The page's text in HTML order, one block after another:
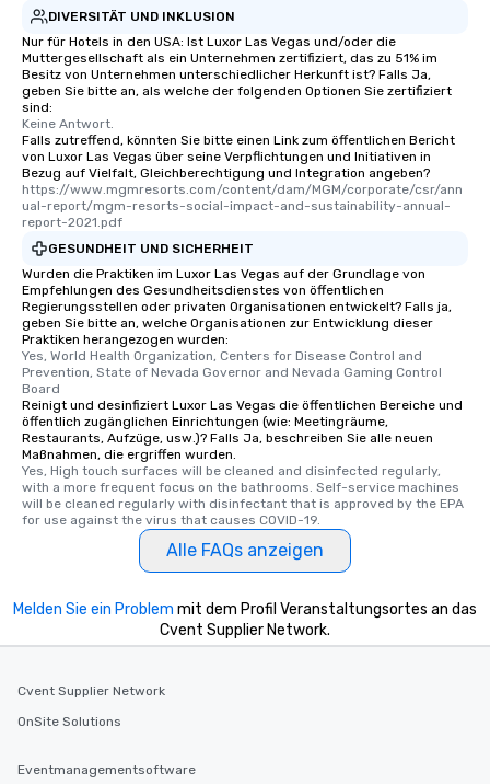
who leads the group
offering engaging
fascinating stories.
along the way
ensuring there is
Different Types of
experiences offer the
and your guests
discovered otherwise
at a typical corporate
a way to try some of
in the city and dive
selected dishes are
high standards to
delight any palate. Tours Available
from Day to Night
group experience,
key. Whether you
you to provide
You Like Along with
DIVERSITÄT UND INKLUSION
Nur für Hotels in den USA: Ist Luxor Las Vegas und/oder die
Muttergesellschaft als ein Unternehmen zertifiziert, das zu 51% im
Besitz von Unternehmen unterschiedlicher Herkunft ist? Falls Ja,
geben Sie bitte an, als welche der folgenden Optionen Sie zertifiziert
sind:
Keine Antwort.
Falls zutreffend, könnten Sie bitte einen Link zum öffentlichen Bericht
von Luxor Las Vegas über seine Verpflichtungen und Initiativen in
Bezug auf Vielfalt, Gleichberechtigung und Integration angeben?
https://www.mgmresorts.com/content/dam/MGM/corporate/csr/ann
ual-report/mgm-resorts-social-impact-and-sustainability-annual-
report-2021.pdf
GESUNDHEIT UND SICHERHEIT
Wurden die Praktiken im Luxor Las Vegas auf der Grundlage von
Empfehlungen des Gesundheitsdienstes von öffentlichen
Regierungsstellen oder privaten Organisationen entwickelt? Falls ja,
geben Sie bitte an, welche Organisationen zur Entwicklung dieser
Praktiken herangezogen wurden:
Yes, World Health Organization, Centers for Disease Control and
Prevention, State of Nevada Governor and Nevada Gaming Control
Board
Reinigt und desinfiziert Luxor Las Vegas die öffentlichen Bereiche und
öffentlich zugänglichen Einrichtungen (wie: Meetingräume,
Restaurants, Aufzüge, usw.)? Falls Ja, beschreiben Sie alle neuen
Maßnahmen, die ergriffen wurden.
Yes, High touch surfaces will be cleaned and disinfected regularly,
with a more frequent focus on the bathrooms. Self-service machines
will be cleaned regularly with disinfectant that is approved by the EPA
for use against the virus that causes COVID-19.
Alle FAQs anzeigen
Melden Sie ein Problem mit dem Profil Veranstaltungsortes an das
Cvent Supplier Network.
Cvent Supplier Network
OnSite Solutions
Eventmanagementsoftware